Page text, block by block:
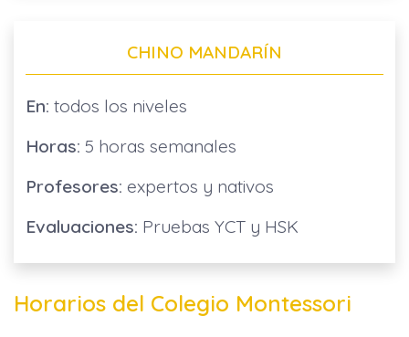
CHINO MANDARÍN
En: todos los niveles
Horas: 5 horas semanales
Profesores: expertos y nativos
Evaluaciones: Pruebas YCT y HSK
Horarios del Colegio Montessori